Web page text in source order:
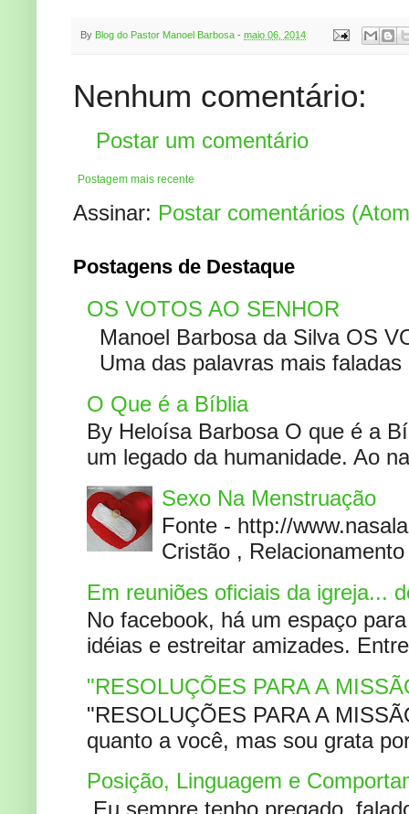
By Blog do Pastor Manoel Barbosa - maio 06, 2014
Nenhum comentário:
Postar um comentário
Postagem mais recente
Assinar: Postar comentários
Postagens de Destaque
OS VOTOS AO SENHOR
Manoel Barbosa da Silva OS
Uma das palavras mais
O Que é a Bíblia
By Heloísa Barbosa O que é a
um legado da humanidade. Ao
Sexo Na Menstruação
Fonte - http://
Cristão ,
Em reuniões oficiais da igreja...
No facebook, há um espaço
idéias e estreitar amizades.
"RESOLUÇÕES PARA A
"RESOLUÇÕES PARA A
quanto a você, mas sou grata
Posição, Linguagem e
Eu sempre tenho pregado,